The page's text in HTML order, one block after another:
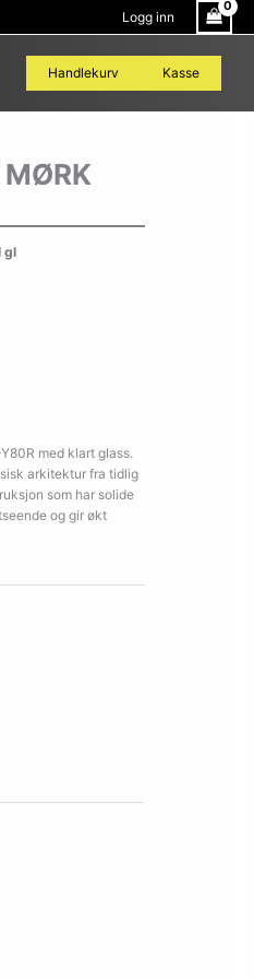
Logg inn
Handlekurv
Kasse
MØRK
gl
med klart glass.
arkitektur fra tidlig
som har solide
og gir økt